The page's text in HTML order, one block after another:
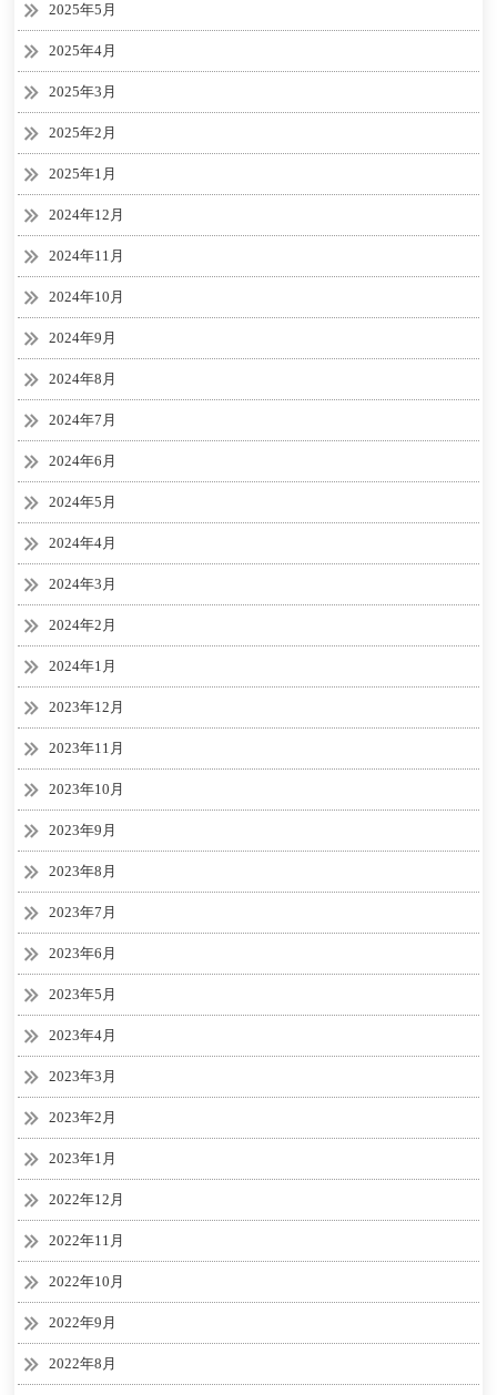
2025年5月
2025年4月
2025年3月
2025年2月
2025年1月
2024年12月
2024年11月
2024年10月
2024年9月
2024年8月
2024年7月
2024年6月
2024年5月
2024年4月
2024年3月
2024年2月
2024年1月
2023年12月
2023年11月
2023年10月
2023年9月
2023年8月
2023年7月
2023年6月
2023年5月
2023年4月
2023年3月
2023年2月
2023年1月
2022年12月
2022年11月
2022年10月
2022年9月
2022年8月